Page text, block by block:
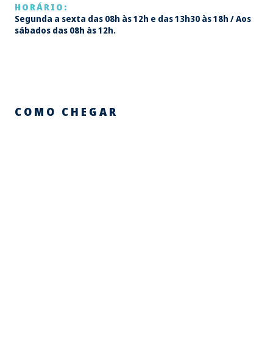
HORÁRIO:
Segunda a sexta das 08h às 12h e das 13h30 às 18h / Aos
sábados das 08h às 12h.
COMO CHEGAR